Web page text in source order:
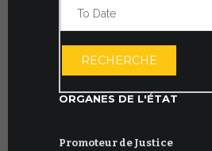
RECHERCHE
ORGANES DE L'ÉTAT
Promoteur de Justice